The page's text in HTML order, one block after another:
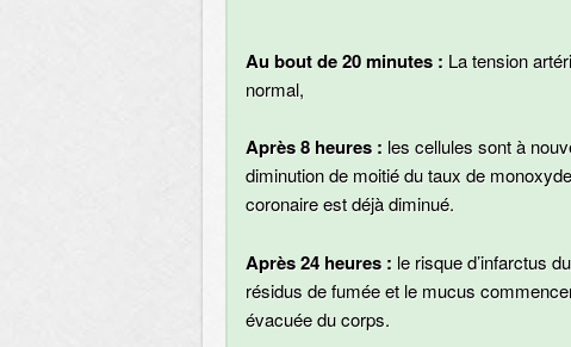
Au bout de 20 minutes : La tension
normal,
Après 8 heures : les cellules sont à
diminution de moitié du taux de
coronaire est déjà diminué.
Après 24 heures : le risque d’infarctus
résidus de fumée et le mucus
évacuée du corps.